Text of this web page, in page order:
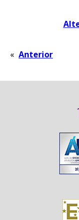
« Anterior